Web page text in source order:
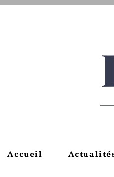
Accueil